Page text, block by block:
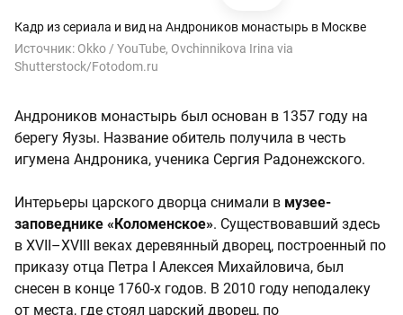
Кадр из сериала и вид на Андроников монастырь в Москве
Источник: Okko / YouTube, Ovchinnikova Irina via
Shutterstock/Fotodom.ru
Андроников монастырь был основан в 1357 году на
берегу Яузы. Название обитель получила в честь
игумена Андроника, ученика Сергия Радонежского.
Интерьеры царского дворца снимали в музее-
заповеднике «Коломенское». Существовавший здесь
в XVII–XVIII веках деревянный дворец, построенный по
приказу отца Петра I Алексея Михайловича, был
снесен в конце 1760-х годов. В 2010 году неподалеку
от места, где стоял царский дворец, по